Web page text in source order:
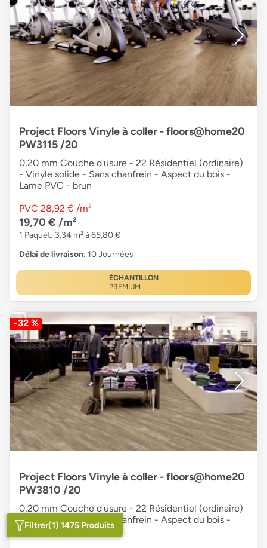
Project Floors Vinyle à coller - floors@home20
PW3115 /20
0,20 mm Couche d'usure - 22 Résidentiel (ordinaire)
- Vinyle solide - Sans chanfrein - Aspect du bois -
Lame PVC - brun
PVC 28,92 € /m²
19,70 € /m²
1 Paquet: 3,34 m² à 65,80 €
Délai de livraison: 10 Journées
ÉCHANTILLON
PREMIUM
-32 %
Project Floors Vinyle à coller - floors@home20
PW3810 /20
0,20 mm Couche d'usure - 22 Résidentiel (ordinaire)
- Vinyle solide - Sans chanfrein - Aspect du bois -
Lame PVC - brun
Filtrer(1) 1475 Produits